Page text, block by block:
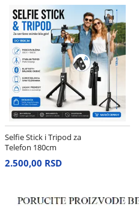
Selfie Stick i Tripod za
Telefon 180cm
2.500,00 RSD